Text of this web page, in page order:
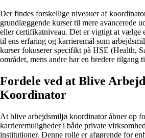
Der findes forskellige niveauer af
grundlæggende kurser til mere avancerede
eller certifikatniveau. Det er vigtigt at vælge
til ens erfaring og karrieremål som
kurser fokuserer specifikt på HSE (Health,
området, mens andre har en bredere tilgang
Fordele ved at Blive
Koordinator
At blive arbejdsmiljø koordinator åbner op
karrieremuligheder i både private
institutioner. Denne rolle er afgørende for